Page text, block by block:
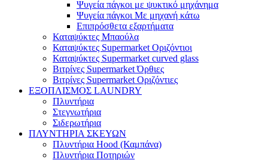
Ψυγεία πάγκοι με ψυκτικό μηχάνημα
Ψυγεία πάγκοι Με μηχανή κάτω
Επιπρόσθετα εξαρτήματα
Καταψύκτες Μπαούλα
Καταψύκτες Supermarket Οριζόντιοι
Καταψύκτες Supermarket curved glass
Βιτρίνες Supermarket Όρθιες
Βιτρίνες Supermarket Οριζόντιες
ΕΞΟΠΛΙΣΜΟΣ LAUNDRY
Πλυντήρια
Στεγνωτήρια
Σιδερωτήρια
ΠΛΥΝΤΗΡΙΑ ΣΚΕΥΩΝ
Πλυντήρια Hood (Καμπάνα)
Πλυντήρια Ποτηριών